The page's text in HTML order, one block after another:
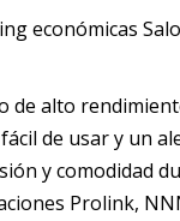
económicas
de alto
de usar y un
y comodidad
Prolink,